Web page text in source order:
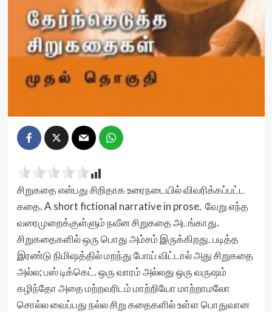
சிறுகதை என்பது சிறிதாக உரைநடையில் விவரிக்கப்பட்ட
கதை. A short fictional narrative in prose. வேறு எந்த
வரைமுறைக்குள்ளும் நவீன சிறுகதை அடங்காது.
சிறுகதைகளில் ஒரு பொது அம்சம் இருக்கிறது. படித்த
இரண்டு நிமிஷத்தில் மறந்து போய் விட்டால் அது சிறுகதை
அல்ல; பஸ் டிக்கெட். ஒரு வாரம் அல்லது ஒரு வருஷம்
கழிந்தோ அதை மற்றவரிடம் மாற்றியோ மாற்றாமலோ
சொல்ல வைப்பது நல்ல சிறு கதைகளில் உள்ள பொதுவான